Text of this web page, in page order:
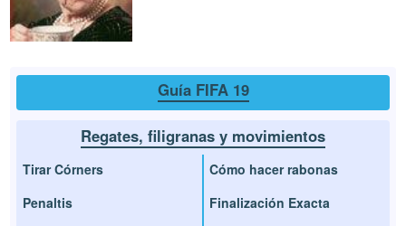
Guía FIFA 19
Regates, filigranas y movimientos
Tirar Córners
Penaltis
Cómo hacer rabonas
Finalización Exacta